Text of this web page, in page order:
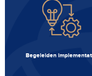
Begeleiden